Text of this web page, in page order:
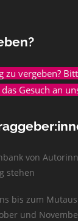
zu vergeben?
Gesuch an
von
stehen
bis zum
und